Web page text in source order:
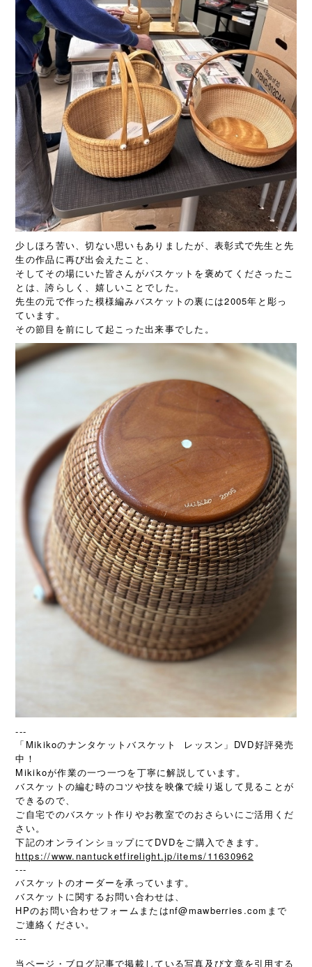
少しほろ苦い、切ない思いもありましたが、表彰式で先生と先
生の作品に再び出会えたこと、
そしてその場にいた皆さんがバスケットを褒めてくださったこ
とは、誇らしく、嬉しいことでした。
先生の元で作った模様編みバスケットの裏には2005年と彫っ
ています。
その節目を前にして起こった出来事でした。
---
「Mikikoのナンタケットバスケット レッスン」DVD好評発売
中！
Mikikoが作業の一つ一つを丁寧に解説しています。
バスケットの編む時のコツや技を映像で繰り返して見ることが
できるので、
ご自宅でのバスケット作りやお教室でのおさらいにご活用くだ
さい。
下記のオンラインショップにてDVDをご購入できます。
https://www.nantucketfirelight.jp/items/11630962
---
バスケットのオーダーを承っています。
バスケットに関するお問い合わせは、
HPのお問い合わせフォームまたはnf@mawberries.com まで
ご連絡ください。
---
当ページ・ブログ記事で掲載している写真及び文章を引用する